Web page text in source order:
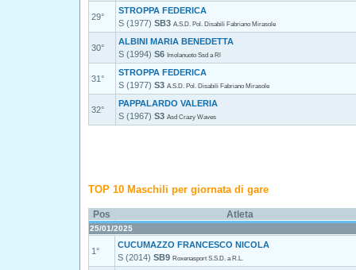
29°
STROPPA FEDERICA
S (1977) SB3 A.S.D. Pol. Disabili Fabriano Mirasole
30°
ALBINI MARIA BENEDETTA
S (1994) S6 Imolanuoto Ssd a Rl
31°
STROPPA FEDERICA
S (1977) S3 A.S.D. Pol. Disabili Fabriano Mirasole
32°
PAPPALARDO VALERIA
S (1967) S3 Asd Crazy Waves
TOP 10 Maschili per giornata di gare
Pos Atleta
25/01/2025
1°
CUCUMAZZO FRANCESCO NICOLA
S (2014) SB9 Roxenasport S.S.D. a R.L.